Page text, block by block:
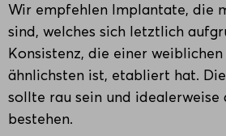
Wir empfehlen Implantate, die
sind, welches sich letztlich
Konsistenz, die einer
ähnlichsten ist, etabliert hat.
sollte rau sein und idealerweise
bestehen.